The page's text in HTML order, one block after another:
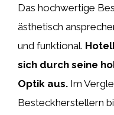
Das hochwertige
ästhetisch
und funktional.
sich durch seine
Optik aus. Im
Besteckherstellern